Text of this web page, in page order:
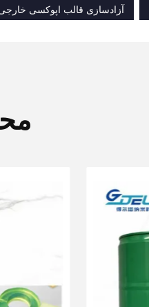
آزادسازی قالب اپوکسی